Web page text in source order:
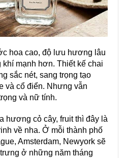
hoa cao, độ lưu hương lâu
khí mạnh hơn. Thiết kế chai
sắc nét, sang trọng tạo
và cổ điển. Nhưng vẫn
và nữ tính.
hương cỏ cây, fruit thì đây là
về nha. Ở mỗi thành phố
Amsterdam, Newyork sẽ
ở những năm tháng